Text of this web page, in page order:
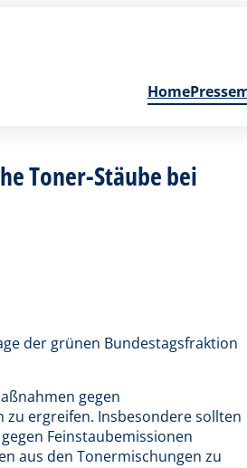
Home
Toner-Stäube bei
der grünen Bundestagsfraktion
gegen
zu ergreifen. Insbesondere sollten
Feinstaubemissionen
aus den Tonermischungen zu